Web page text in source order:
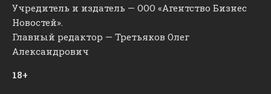
Учредитель и издатель — ООО «Агентство Бизнес
Новостей».
Главный редактор — Третьяков Олег
Александрович
18+